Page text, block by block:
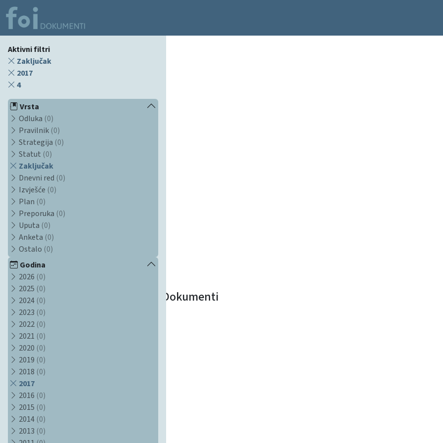
Aktivni filtri
Zaključak
2017
4
Vrsta
Odluka (0)
Pravilnik (0)
Strategija (0)
Statut (0)
Zaključak
Dnevni red (0)
Izvješće (0)
Plan (0)
Preporuka (0)
Uputa (0)
Anketa (0)
Ostalo (0)
Godina
2026 (0)
2025 (0)
2024 (0)
2023 (0)
2022 (0)
2021 (0)
2020 (0)
2019 (0)
2018 (0)
2017
2016 (0)
2015 (0)
2014 (0)
2013 (0)
Dokumenti